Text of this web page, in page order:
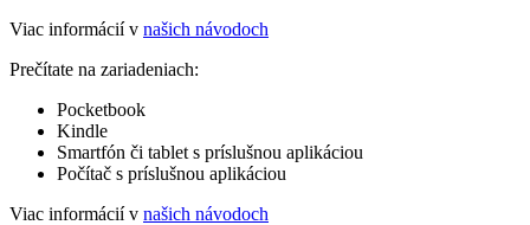
Viac informácií v našich návodoch
Prečítate na zariadeniach:
Pocketbook
Kindle
Smartfón či tablet s príslušnou aplikáciou
Počítač s príslušnou aplikáciou
Viac informácií v našich návodoch